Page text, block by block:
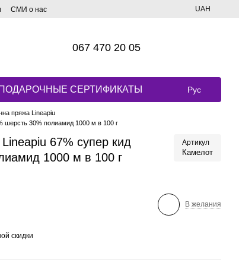
СМИ о нас UAH
067 470 20 05
ПОДАРОЧНЫЕ СЕРТИФИКАТЫ Рус
пряжа Lineapiu
шерсть 30% полиамид 1000 м в 100 г
67% супер кид
1000 м в 100 г
Артикул
Камелот
В желания
скидки